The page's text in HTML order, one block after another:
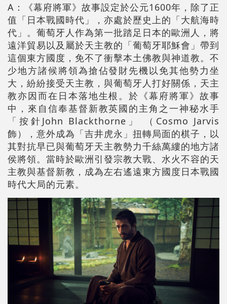
A：《幕府將軍》故事設定於公元1600年，除了正
值「日本戰國時代」，亦處於歷史上的「大航海時
代」。葡萄牙人作為第一批踏足日本的歐洲人，將
遠洋貿易以及屬於天主教的「葡萄牙耶穌會」帶到
這個東方國度，免不了衝擊本土佛教與神道教。不
少地方諸候將領為搶佔發財先機以免其他勢力坐
大，紛紛接受天主教，與葡萄牙人打好關係，天主
教亦因而在日本落地生根。於《幕府將軍》故事
中，來自信奉基督新教英國的主角之一神秘水手
「按針John Blackthorne」 （Cosmo Jarvis
飾），意外成為「吉井虎永」扭轉局面的棋子，以
其對抗早已與葡萄牙天主教勢力千絲萬縷的地方諸
侯將領。當時於歐洲引發宗教大戰、水火不容的天
主教與基督新教，成為左右遙遠東方國度日本戰國
時代大局的元素。